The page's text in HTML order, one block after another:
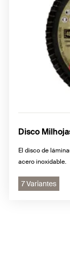
Disco
El disco de
acero inoxidable.
7 Variantes